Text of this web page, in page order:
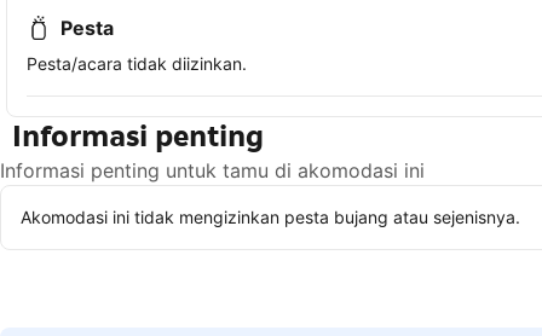
Pesta
Pesta/acara tidak diizinkan.
Informasi penting
Informasi penting untuk tamu di akomodasi ini
Akomodasi ini tidak mengizinkan pesta bujang atau sejenisnya.